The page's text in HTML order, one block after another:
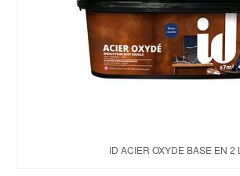
ID ACIER OXYDE BASE EN 2 L